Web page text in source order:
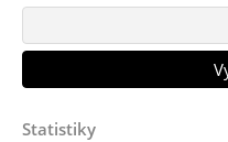
Statistiky